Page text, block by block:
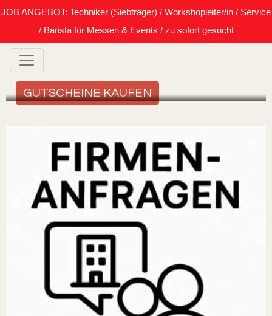
JOB ANGEBOT: Techniker (Siebträger) / Workshopleiter/in / Service
/ Barista für Messen & Events / zu sofort gesucht
GUTSCHEINE KAUFEN